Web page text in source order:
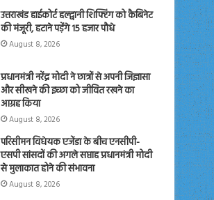
उत्तराखंड हाईकोर्ट हल्द्वानी शिफ्टिंग को कैबिनेट
की मंजूरी, हटाने पड़ेंगे 15 हजार पौधे
August 8, 2026
प्रधानमंत्री नरेंद्र मोदी ने छात्रों से अपनी जिज्ञासा
और सीखने की इच्छा को जीवित रखने का
आग्रह किया
August 8, 2026
परिसीमन विधेयक एजेंडा के बीच एनसीपी-
एसपी सांसदों की अगले सप्ताह प्रधानमंत्री मोदी
से मुलाकात होने की संभावना
August 8, 2026